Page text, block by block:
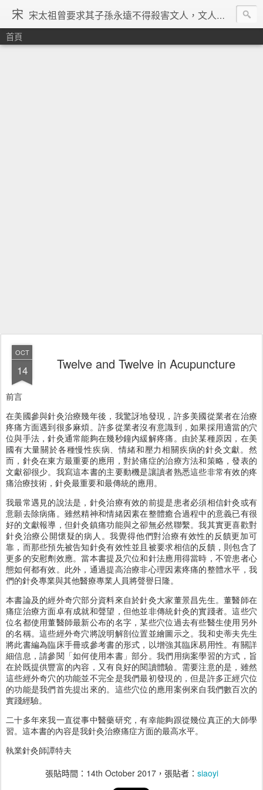
宋 宋太祖曾要求其子孫永遠不得殺害文人，文人在宋朝地位得到了空前的提升，重文輕武的風氣在宋朝達到了極致，「好男不當兵」「學而優則仕」等俗諺都是出在宋朝。在理學的興起、宗教勢力退潮、言論控制降低、市民文化興起、商品經濟繁榮與印刷術的發明等一系列背景下，宋朝優秀文人輩出，知識份子自覺意識空前覺醒。其後中國由於蒙古的入侵並對文人採取敵視政策，加上明清的八股文與文字獄嚴重壓制學人思想自由發揮，中國再也沒有出現過象宋朝一樣興盛的文化景象。 ─維基百科宋朝條下
首頁
OCT
14 Twelve and Twelve in Acupuncture
前言
在美國參與針灸治療幾年後，我驚訝地發現，許多美國從業者在治療
疼痛方面遇到很多麻煩。許多從業者沒有意識到，如果採用適當的穴
位與手法，針灸通常能夠在幾秒鐘內緩解疼痛。由於某種原因，在美
國有大量關於各種慢性疾病、情緒和壓力相關疾病的針灸文獻。然
而，針灸在東方最重要的應用，對於痛症的治療方法和策略，發表的
文獻卻很少。我寫這本書的主要動機是讓讀者熟悉這些非常有效的疼
痛治療技術，針灸最重要和最傳統的應用。
我最常遇見的說法是，針灸治療有效的前提是患者必須相信針灸或有
意願去除病痛。雖然精神和情緒因素在整體癒合過程中的意義已有很
好的文獻報導，但針灸鎮痛功能與之卻無必然聯繫。我其實更喜歡對
針灸治療公開懷疑的病人。我覺得他們對治療有效性的反饋更加可
靠，而那些預先被告知針灸有效性並且被要求相信的反饋，則包含了
更多的安慰劑效應。當本書提及穴位和針法應用得當時，不管患者心
態如何都有效。此外，通過提高治療非心理因素疼痛的整體水平，我
們的針灸專業與其他醫療專業人員將聲譽日隆。
本書論及的經外奇穴部分資料來自於針灸大家董景昌先生。董醫師在
痛症治療方面卓有成就和聲望，但他並非傳統針灸的實踐者。這些穴
位名都使用董醫師最新公布的名字，某些穴位過去有些醫生使用另外
的名稱。這些經外奇穴將說明解剖位置並繪圖示之。我和史蒂夫先生
將此書編為臨床手冊或參考書的形式，以增強其臨床易用性。有關詳
細信息，請參閱「如何使用本書」部分。我們用病案學習的方式，旨
在於既提供豐富的內容，又有良好的閱讀體驗。需要注意的是，雖然
這些經外奇穴的功能並不完全是我們最初發現的，但是許多正經穴位
的功能是我們首先提出來的。這些穴位的應用案例來自我們數百次的
實踐經驗。
二十多年來我一直從事中醫藥研究，有幸能夠跟從幾位真正的大師學
習。這本書的內容是我針灸治療痛症方面的最高水平。
執業針灸師譚特夫
張貼時間： 14th October 2017，張貼者： siaoyi